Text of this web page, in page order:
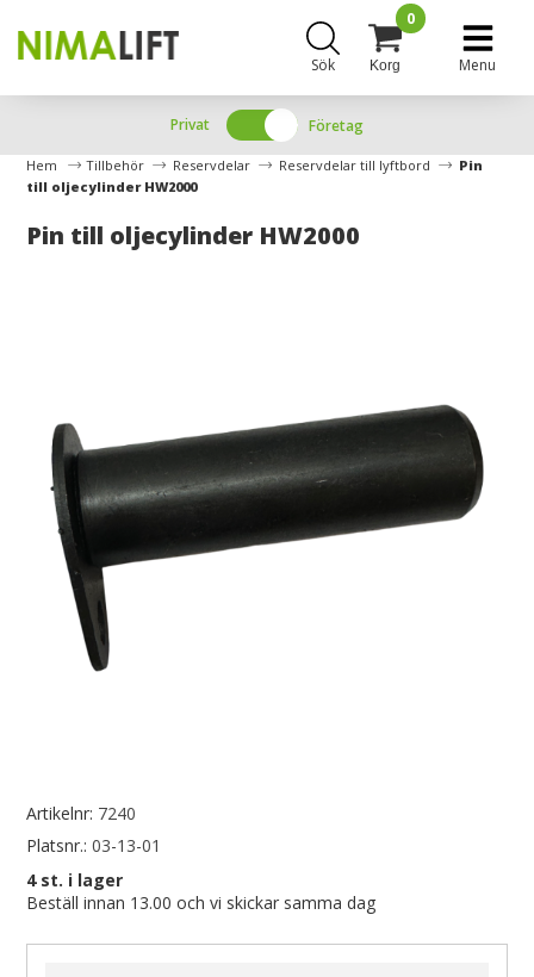
Sök Korg
0
Menu
Privat Företag
Hem Tillbehör Reservdelar Reservdelar till lyftbord
Pin
till oljecylinder HW2000
Pin till oljecylinder HW2000
Artikelnr: 7240
Platsnr.: 03-13-01
4st. i lager
Beställ innan 13.00 och vi skickar samma dag